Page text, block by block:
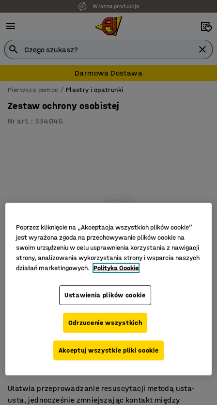
Własna produkcja
Darmowa Dostawa
Pierwsza pomoc Plastry i opatrunki
Zestaw ochrony osobistej
Nr art. : 334045
Do zestawu pierwszej pomocy
Do resuscytacji usta-usta
Ułatwia przeprowadzanie resuscytacji metodą usta-
usta, jednocześnie zmniejszając kontakt między
Poprzez kliknięcie na „Akceptacja wszystkich plików cookie”
jest wyrażona zgoda na przechowywanie plików cookie na
swoim urządzeniu w celu usprawnienia korzystania z nawigacji
strony, analizowania wykorzystania strony i wsparcia naszych
działań marketingowych. Polityka Cookie
Ustawienia plików cookie
Odrzucenie wszystkich
Akceptuj wszystkie pliki cookie